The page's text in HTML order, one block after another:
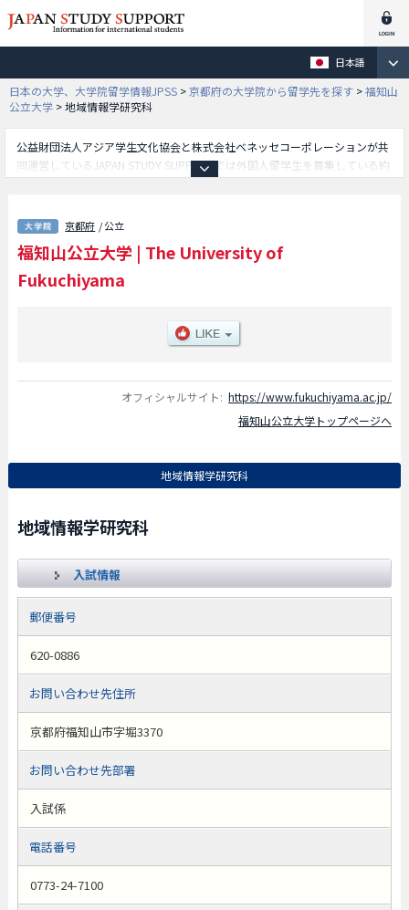
日本語
日本の大学、大学院留学情報JPSS >京都府の大学院から留学先を探す >福知山
公立大学 >地域情報学研究科
公益財団法人アジア学生文化協会と株式会社ベネッセコーポレーションが共
同運営しているJAPAN STUDY SUPPORTでは外国人留学生を募集している約
究科等、研究科別情報や、募集定員や合格者数など入試情報、施設案内、ア
クセスなど外国人留学生に必要な情報を掲載しているので是非ご利用くださ
い。
京都府 / 公立
福知山公立大学 | The University of
Fukuchiyama
オフィシャルサイト: https://www.fukuchiyama.ac.jp/
福知山公立大学トップページへ
地域情報学研究科
地域情報学研究科
入試情報
郵便番号
620-0886
お問い合わせ先住所
京都府福知山市字堀3370
お問い合わせ先部署
入試係
電話番号
0773-24-7100